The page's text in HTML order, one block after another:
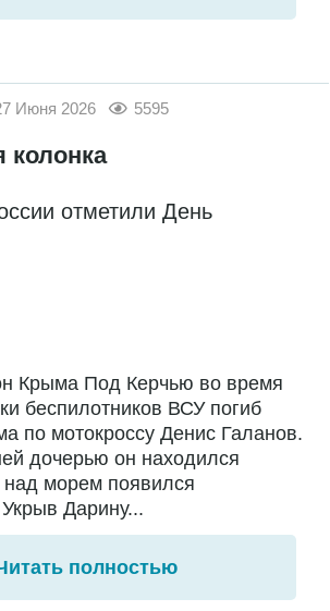
Июня 2026 5595
колонка
отметили День
Крыма Под Керчью во время
беспилотников ВСУ погиб
по мотокроссу Денис Галанов.
дочерью он находился
над морем появился
Дарину...
полностью